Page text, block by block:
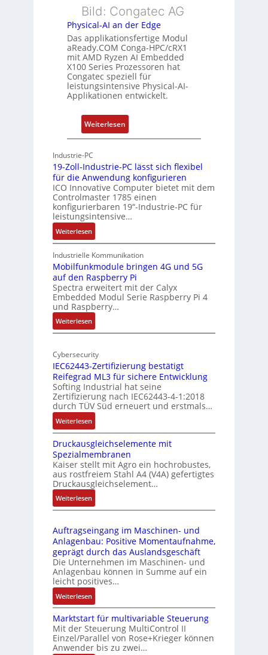
ü
b
e
r
w
a
c
h
u
n
g
i
s
t
u
n
g
e
E
t
h
e
r
c
a
t
-
A
c
h
i
t
e
r
Bild: Congatec AG
Physical-AI an der Edge
Das applikationsfertige Modul
aReady.COM Conga-HPC/cRX1
mit AMD Ryzen AI Embedded
X100 Series Prozessoren hat
Congatec speziell für
leistungsintensive Physical-AI-
Applikationen entwickelt.
Weiterlesen:
P
s
i
c
a
I
a
n
d
E
g
e
Industrie-PC
19-Zoll-Industrie-PC lässt sich flexibel
für die Anwendung konfigurieren
ICO Innovative Computer bietet mit dem
Controlmaster 1785 einen
konfigurierbaren 19“-Industrie-PC für
leistungsintensive…
Weiterlesen:
1
9
-
Z
o
l
l
-
I
d
u
t
r
i
e
-
P
C
l
ä
s
s
s
c
h
f
l
e
x
i
b
e
l
Industrielle Kommunikation
Mobilfunkmodule bringen 4G und 5G
auf den Raspberry Pi
Spectra erweitert mit der Calyx
Embedded Modul Serie Raspberry Pi 4
und Raspberry…
Weiterlesen:
M
b
i
f
u
n
k
m
o
d
u
l
e
b
r
i
n
e
n
4
G
u
n
d
5
G
Cybersecurity
IEC62443-Zertifizierung bestätigt
Reifegrad ML3 für sichere Entwicklung
Softing Industrial hat seine
Zertifizierung nach IEC62443-4-1:2018
durch TÜV Süd erneuert und erstmals…
Weiterlesen:
I
E
C
6
2
4
4
3
Z
e
r
t
i
e
r
Druckausgleichselemente mit
Spezialmembranen
Kaiser stellt mit Agro ein hochrobustes,
aus rostfreiem Stahl A4 (V4A) gefertigtes
Druckausgleichselement…
Weiterlesen:
D
u
c
k
a
u
s
g
l
e
i
c
Auftragseingang im Maschinen- und
Anlagenbau: Positive Momentaufnahme,
geprägt durch das Auslandsgeschäft
Die Unternehmen im Maschinen- und
Anlagenbau können in Summe auf ein
leicht positives…
Weiterlesen:
A
u
f
t
r
Marktstart für multivariable Steuerung
Mit der Steuerung MultiControl II
Einzel/Parallel von Rose+Krieger können
Anwender bis zu zwei…